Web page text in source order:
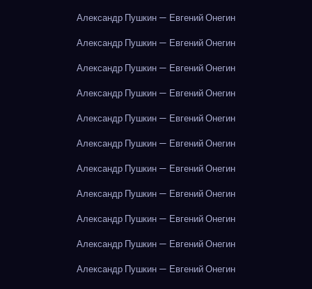
Александр Пушкин — Евгений Онегин
Александр Пушкин — Евгений Онегин
Александр Пушкин — Евгений Онегин
Александр Пушкин — Евгений Онегин
Александр Пушкин — Евгений Онегин
Александр Пушкин — Евгений Онегин
Александр Пушкин — Евгений Онегин
Александр Пушкин — Евгений Онегин
Александр Пушкин — Евгений Онегин
Александр Пушкин — Евгений Онегин
Александр Пушкин — Евгений Онегин